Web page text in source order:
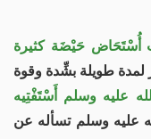
أُسْتَحَاض حَيْضَة كثيرة
لمدة طويلة بشِّدة وقوة
عليه وسلم أَسْتَفْتِيه
عليه وسلم تسأله عن